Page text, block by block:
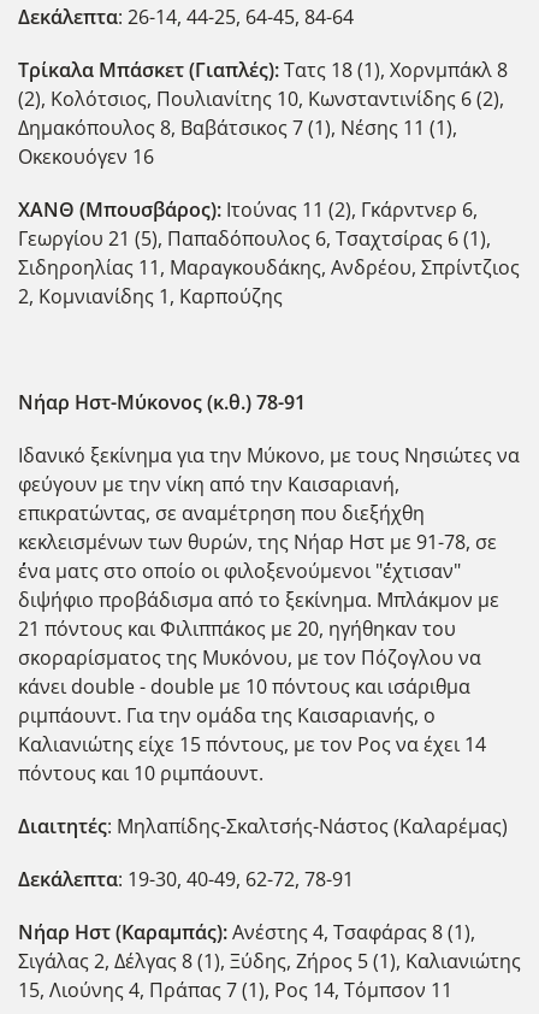
Δεκάλεπτα: 26-14, 44-25, 64-45, 84-64
Τρίκαλα Μπάσκετ (Γιαπλές):Τατς 18 (1), Χορνμπάκλ 8
(2), Κολότσιος, Πουλιανίτης 10, Κωνσταντινίδης 6 (2),
Δημακόπουλος 8, Βαβάτσικος 7 (1), Νέσης 11 (1),
Οκεκουόγεν 16
ΧΑΝΘ (Μπουσβάρος): Ιτούνας 11 (2), Γκάρντνερ 6,
Γεωργίου 21 (5), Παπαδόπουλος 6, Τσαχτσίρας 6 (1),
Σιδηροηλίας 11, Μαραγκουδάκης, Ανδρέου, Σπρίντζιος
2, Κομνιανίδης 1, Καρπούζης
Νήαρ Ηστ-Μύκονος (κ.θ.) 78-91
Ιδανικό ξεκίνημα για την Μύκονο, με τους Νησιώτες να
φεύγουν με την νίκη από την Καισαριανή,
επικρατώντας, σε αναμέτρηση που διεξήχθη
κεκλεισμένων των θυρών, της Νήαρ Ηστ με 91-78, σε
΄΄ένα ματς στο οποίο οι φιλοξενούμενοι "΄΄έχτισαν"
διψήφιο προβάδισμα από το ξεκίνημα. Μπλάκμον με
21 πόντους και Φιλιππάκος με 20, ηγήθηκαν του
σκοραρίσματος της Μυκόνου, με τον Πόζογλου να
κάνει double - double με 10 πόντους και ισάριθμα
ριμπάουντ. Για την ομάδα της Καισαριανής, ο
Καλιανιώτης είχε 15 πόντους, με τον Ρος να έχει 14
πόντους και 10 ριμπάουντ.
Διαιτητές: Μηλαπίδης-Σκαλτσής-Νάστος (Καλαρέμας)
Δεκάλεπτα: 19-30, 40-49, 62-72, 78-91
Νήαρ Ηστ (Καραμπάς):Ανέστης 4, Τσαφάρας 8 (1),
Σιγάλας 2, Δέλγας 8 (1), Ξύδης, Ζήρος 5 (1), Καλιανιώτης
15, Λιούνης 4, Πράπας 7 (1), Ρος 14, Τόμπσον 11